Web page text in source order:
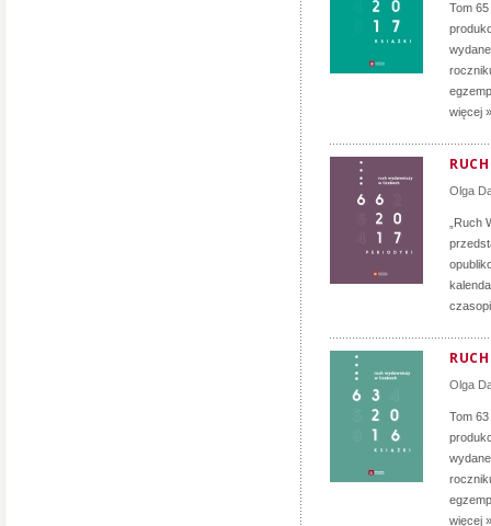
Tom
więcej »
Olga
„Ruch
Olga
Tom
więcej »